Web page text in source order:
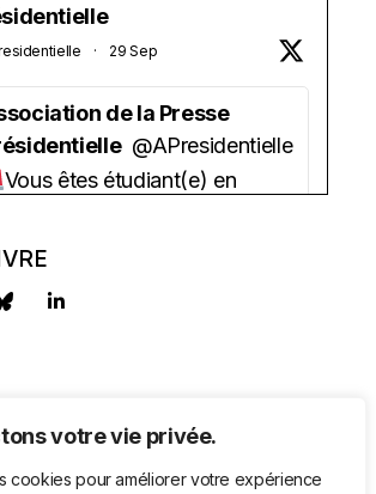
votre vie privée.
cookies pour améliorer votre expérience
· 29 Sep
de la Presse
@APresidentielle
Vous êtes étudiant(e) en
Vous aimez la politique ?
?
à déposer avant le